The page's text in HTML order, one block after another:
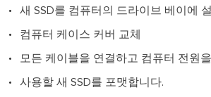
새 SSD를 컴퓨터의 드라이브 베이에
컴퓨터 케이스 커버 교체
모든 케이블을 연결하고 컴퓨터 전원
사용할 새 SSD를 포맷합니다.